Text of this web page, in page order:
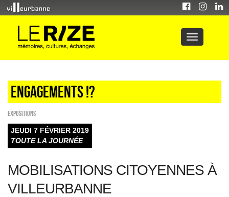
Engagements !?
EXPOSITIONS
JEUDI 7 FÉVRIER 2019
TOUTE LA JOURNÉE
MOBILISATIONS CITOYENNES À
VILLEURBANNE